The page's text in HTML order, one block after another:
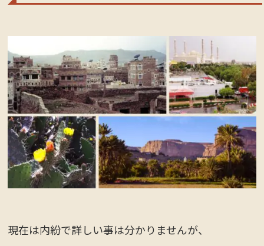
現在は内紛で詳しい事は分かりませんが、